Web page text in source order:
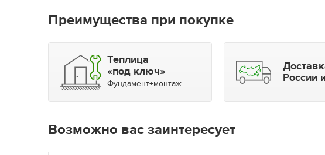
Преимущества при покупке
Теплица
«под ключ»
Фундамент+монтаж
России
Возможно вас заинтересует